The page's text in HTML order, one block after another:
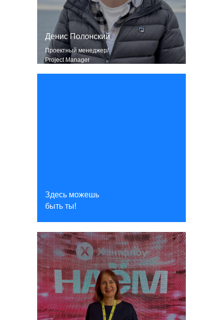
Здесь можешь
быть ты!
Проектный менеджер/
Project Manager
Денис Полонский